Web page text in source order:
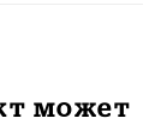
может